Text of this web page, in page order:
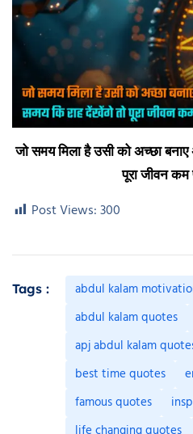
जो समय मिला है उसी को अच्छा
पूरा जीवन कम
Post Views:300
Tags :
abdul kalam
abdul kalam quotes
apj abdul kalam
best time quotes
famous quotes